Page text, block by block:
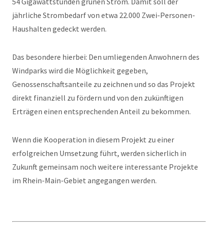
jährliche Strombedarf von etwa 22.000 Zwei-Personen-
Haushalten gedeckt werden.
Das besondere hierbei: Den umliegenden Anwohnern des
Windparks wird die Möglichkeit gegeben,
Genossenschaftsanteile zu zeichnen und so das Projekt
direkt finanziell zu fördern und von den zukünftigen
Erträgen einen entsprechenden Anteil zu bekommen.
Wenn die Kooperation in diesem Projekt zu einer
erfolgreichen Umsetzung führt, werden sicherlich in
Zukunft gemeinsam noch weitere interessante Projekte
im Rhein-Main-Gebiet angegangen werden.